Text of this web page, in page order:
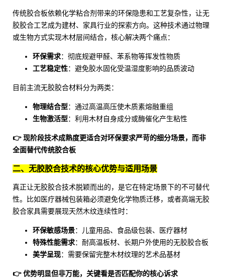
传统胶合板依赖化学粘合剂带来的环保隐患和工艺复杂性，让无
胶胶合工艺成为建材、家具行业的探索方向。这种技术通过物理
或生物方式实现木材层间结合，核心解决两个痛点：
环保需求：彻底规避甲醛、苯系物等挥发性物质
工艺稳定性：避免胶水固化受温湿度影响的品质波动
目前主流无胶胶合材料分为两类：
物理结合型：通过高温高压使木质素熔融重组
生物激活型：利用木材自身成分或酶催化产生粘性
👉 现阶段技术成熟度更适合对环保要求严苛的细分场景，而非
全面替代传统胶合板
二、无胶胶合技术的核心优势与适用场景
真正让无胶胶合技术脱颖而出的，是它在特定场景下的不可替代
性。比如医疗器械包装箱必须避免化学物质迁移，或者高端无胶
胶合家具需要展现天然木纹连续性时：
环保敏感场景：儿童用品、食品级包装、医疗器材
特殊性能需求：耐高温板材、长期户外使用的无胶胶合板
美学呈现：需要保留完整木材纹理的艺术品基材
👉 优势明显但非万能，关键看是否匹配你的核心诉求